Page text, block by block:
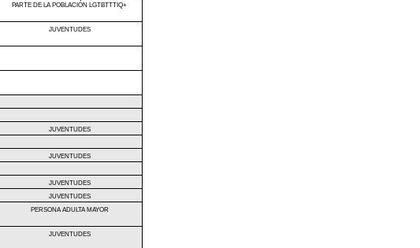
PARTE DE LA POBLACIÓN LGTBTTTIQ+
JUVENTUDES
JUVENTUDES
JUVENTUDES
JUVENTUDES
JUVENTUDES
PERSONA ADULTA MAYOR
JUVENTUDES